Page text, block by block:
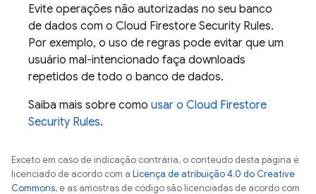
Evite operações não autorizadas no seu banco
de dados com o Cloud Firestore Security Rules.
Por exemplo, o uso de regras pode evitar que um
usuário mal-intencionado faça downloads
repetidos de todo o banco de dados.
Saiba mais sobre como usar o Cloud Firestore
Security Rules.
Exceto em caso de indicação contrária, o conteúdo desta página é
licenciado de acordo com a Licença de atribuição 4.0 do Creative
Commons, e as amostras de código são licenciadas de acordo com